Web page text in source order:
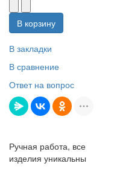
В корзину
В закладки
В сравнение
Ответ на вопрос
Ручная работа, все
изделия уникальны